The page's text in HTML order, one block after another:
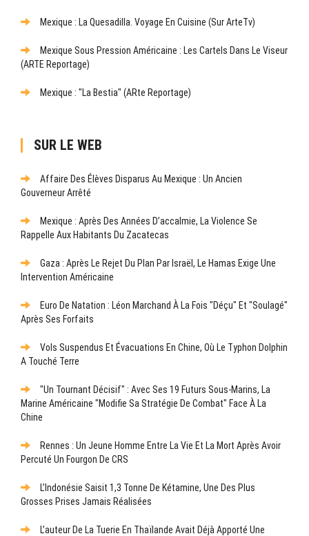
Mexique : La Quesadilla. Voyage En Cuisine (sur ArteTv)
Mexique Sous Pression Américaine : Les Cartels Dans Le Viseur
(ARTE Reportage)
Mexique : "La Bestia" (ARte Reportage)
SUR LE WEB
Affaire Des Élèves Disparus Au Mexique : Un Ancien
Gouverneur Arrêté
Mexique : Après Des Années D’accalmie, La Violence Se
Rappelle Aux Habitants Du Zacatecas
Gaza : Après Le Rejet Du Plan Par Israël, Le Hamas Exige Une
Intervention Américaine
Euro De Natation : Léon Marchand À La Fois "déçu" Et "soulagé"
Après Ses Forfaits
Vols Suspendus Et Évacuations En Chine, Où Le Typhon Dolphin
A Touché Terre
"Un Tournant Décisif" : Avec Ses 19 Futurs Sous-Marins, La
Marine Américaine "modifie Sa Stratégie De Combat" Face À La
Chine
Rennes : Un Jeune Homme Entre La Vie Et La Mort Après Avoir
Percuté Un Fourgon De CRS
L’Indonésie Saisit 1,3 Tonne De Kétamine, Une Des Plus
Grosses Prises Jamais Réalisées
L’auteur De La Tuerie En Thaïlande Avait Déjà Apporté Une